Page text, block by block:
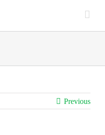
Previous